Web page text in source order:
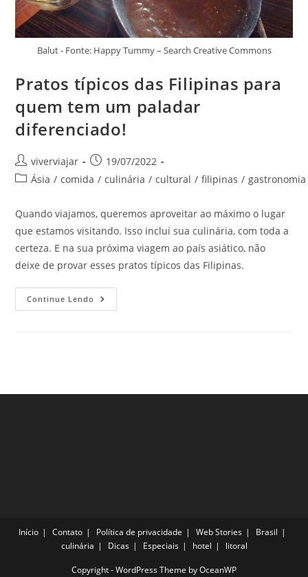
Balut - Fonte: Happy Tummy – Search Creative Commons
Pratos típicos das Filipinas para
quem tem um paladar
diferenciado!
Autor
do
viverviajar
Post
publicado:
19/07/2022
Categoria
post:
Ásia / comida / culinária / cultural / filipinas / gastronomia
Quando viajamos, queremos aproveitar ao máximo o lugar
que estamos visitando. Isso inclui sua culinária, com toda a
certeza. E na sua próxima viagem ao país asiático, não
deixe de provar esses pratos típicos das Filipinas.
Continue Lendo Pratos
Típicos
Início Contato Política de privacidade Web Stories
Brasil
culinária
Dicas Especiais hotel litoral
Copyright - WordPress Theme by OceanWP